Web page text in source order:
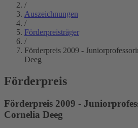
/
Auszeichnungen
/
Förderpreisträger
/
Förderpreis 2009 -
Deeg
Förderpreis
Förderpreis 2009 -
Cornelia Deeg